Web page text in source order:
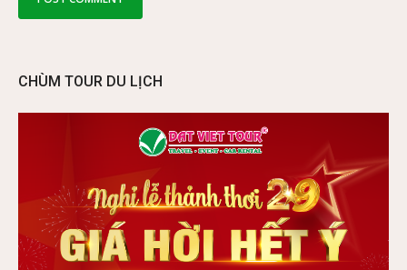
CHÙM TOUR DU LỊCH